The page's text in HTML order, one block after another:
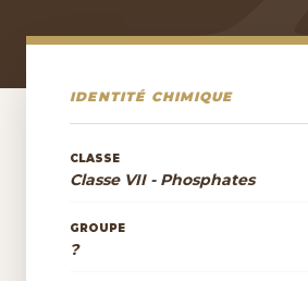
IDENTITÉ CHIMIQUE
CLASSE
Classe VII - Phosphates
GROUPE
?